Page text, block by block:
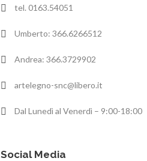
tel. 0163.54051
Umberto: 366.6266512
Andrea: 366.3729902
artelegno-snc@libero.it
Dal Lunedì al Venerdì – 9:00-18:00
Social Media